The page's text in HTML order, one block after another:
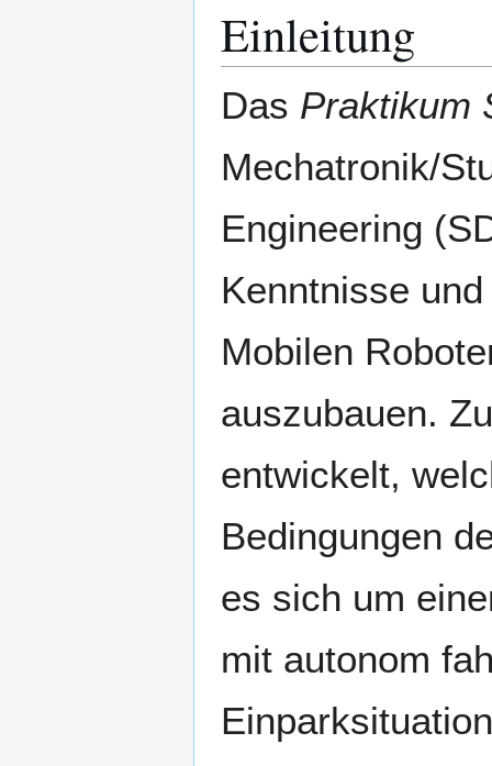
Einleitung
Das Praktikum
Mechatronik/
Engineering
Kenntnisse
Mobilen
auszubauen.
entwickelt,
Bedingungen
es sich um
mit autonom